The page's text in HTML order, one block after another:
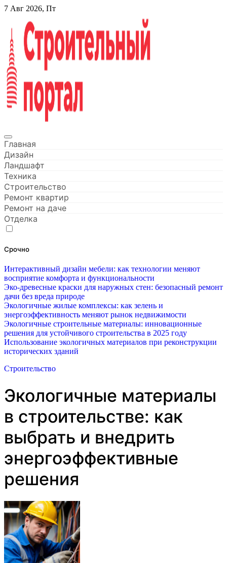
Перейти
содержанию
7 Авг 2026, Пт
Строительный портал
Главная
Дизайн
Ландшафт
Техника
Строительство
Ремонт квартир
Ремонт на даче
Отделка
Срочно
Интерактивный дизайн мебели: как технологии меняют
восприятие комфорта и функциональности
Эко-древесные краски для наружных стен: безопасный ремонт
дачи без вреда природе
Экологичные жилые комплексы: как зелень и
энергоэффективность меняют рынок недвижимости
Экологичные строительные материалы: инновационные
решения для устойчивого строительства в 2025 году
Использование экологичных материалов при реконструкции
исторических зданий
Строительство
Экологичные материалы
в строительстве: как
выбрать и внедрить
энергоэффективные
решения